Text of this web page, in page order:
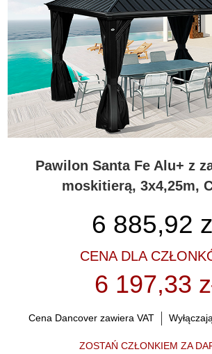
Pawilon Santa Fe Alu+ z
moskitierą, 3x4,25m,
6 885,92
CENA DLA
6 197,33
Cena Dancover zawiera VAT
ZOSTAŃ CZŁONKIEM ZA